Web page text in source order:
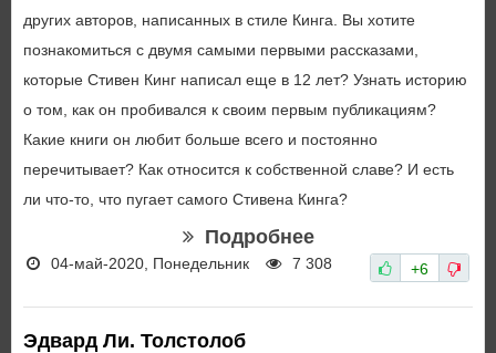
других авторов, написанных в стиле Кинга. Вы хотите
познакомиться с двумя самыми первыми рассказами,
которые Стивен Кинг написал еще в 12 лет? Узнать историю
о том, как он пробивался к своим первым публикациям?
Какие книги он любит больше всего и постоянно
перечитывает? Как относится к собственной славе? И есть
ли что-то, что пугает самого Стивена Кинга?
Подробнее
04-май-2020, Понедельник 7 308 +6
Эдвард Ли. Толстолоб